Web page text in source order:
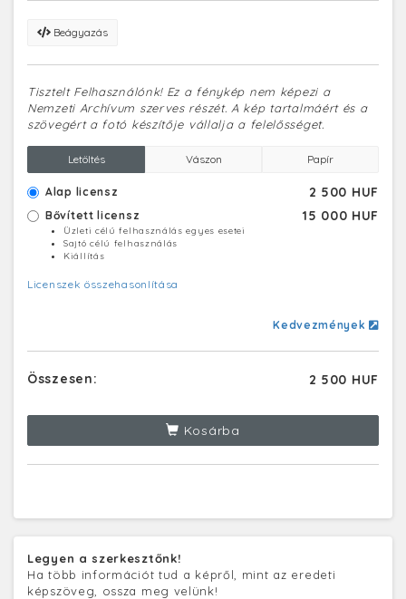
Beágyazás
Tisztelt Felhasználónk! Ez a fénykép nem képezi a
Nemzeti Archívum szerves részét. A kép tartalmáért és a
szövegért a fotó készítője vállalja a felelősséget.
Letöltés Vászon Papír
Alap licensz 2 500 HUF
Bővített licensz 15 000 HUF
Üzleti célú felhasználás egyes esetei
Sajtó célú felhasználás
Kiállítás
Licenszek összehasonlítása
Kedvezmények
Összesen: 2 500 HUF
Kosárba
Legyen a szerkesztőnk!
Ha több információt tud a képről, mint az eredeti
képszöveg, ossza meg velünk!